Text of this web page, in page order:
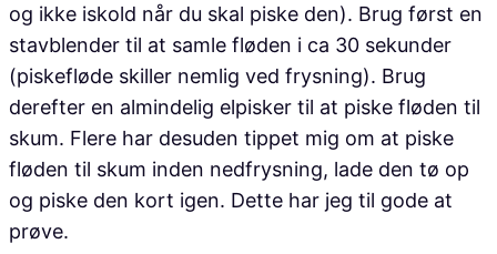
og ikke iskold når du skal piske den). Brug først en
stavblender til at samle fløden i ca 30 sekunder
(piskefløde skiller nemlig ved frysning). Brug
derefter en almindelig elpisker til at piske fløden til
skum. Flere har desuden tippet mig om at piske
fløden til skum inden nedfrysning, lade den tø op
og piske den kort igen. Dette har jeg til gode at
prøve.